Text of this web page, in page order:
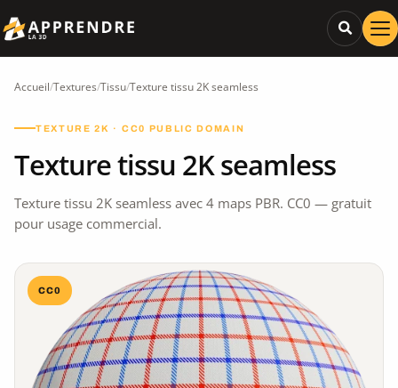
Accueil/Textures/Tissu/Texture tissu 2K seamless
TEXTURE 2K · CC0 PUBLIC DOMAIN
Texture tissu 2K seamless
Texture tissu 2K seamless avec 4 maps PBR. CC0 — gratuit
pour usage commercial.
CC0